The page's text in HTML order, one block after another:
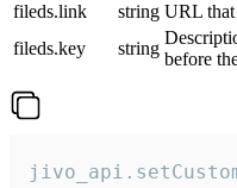
fileds.link
string URL that
fileds.key
string
before